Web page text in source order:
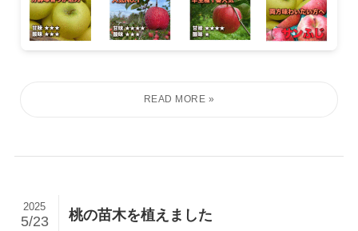
桃の苗木を植えました
2025
5/23